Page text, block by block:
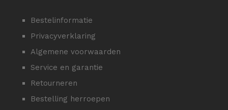
Bestelinformatie
Privacyverklaring
Algemene voorwaarden
Service en garantie
Retourneren
Bestelling herroepen